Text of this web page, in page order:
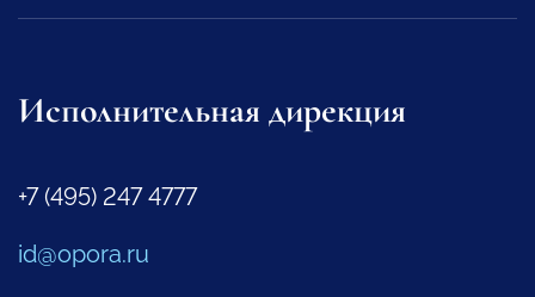
Исполнительная дирекция
+7 (495) 247 4777
id@opora.ru